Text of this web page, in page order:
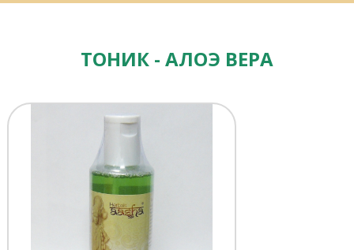
ТОНИК - АЛОЭ ВЕРА